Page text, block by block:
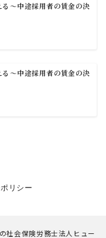
～中途採用者の賃金の決
～中途採用者の賃金の決
リシー
社会保険労務士法人ヒュー